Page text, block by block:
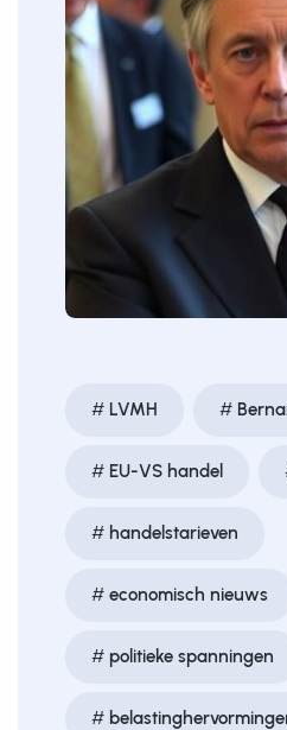
LVMH
EU-VS handel
handelstarieven
economisch nieuws
politieke spanningen